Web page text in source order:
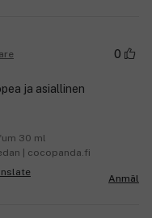
0
ja asiallinen
30 ml
| cocopanda.fi
Anmäl